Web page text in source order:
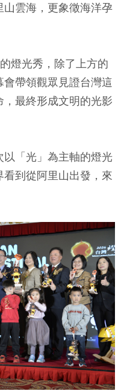
雲海，更象徵海洋孕
燈光秀，除了上方的
帶領觀眾見證台灣這
最終形成文明的光影
「光」為主軸的燈光
到從阿里山出發，來